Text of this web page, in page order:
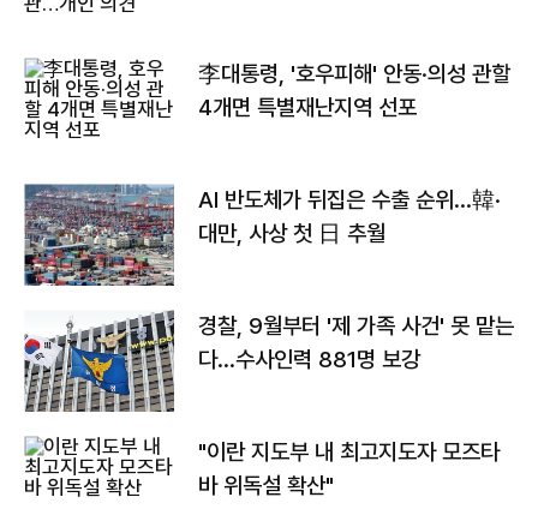
李대통령, '호우피해' 안동·의성 관할
4개면 특별재난지역 선포
AI 반도체가 뒤집은 수출 순위…韓·
대만, 사상 첫 日 추월
경찰, 9월부터 '제 가족 사건' 못 맡는
다…수사인력 881명 보강
"이란 지도부 내 최고지도자 모즈타
바 위독설 확산"